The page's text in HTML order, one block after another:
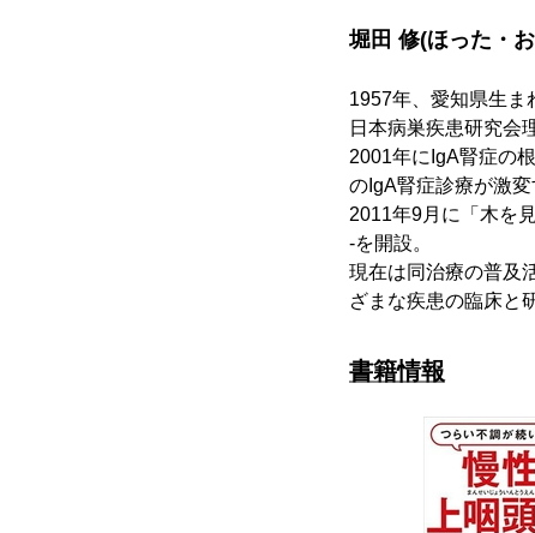
堀田 修(ほった・
1957年、愛知県生ま
日本病巣疾患研究会
2001年にIgA腎症の
のIgA腎症診療が激変
2011年9月に「木を
-を開設。
現在は同治療の普及
ざまな疾患の臨床と
書籍情報